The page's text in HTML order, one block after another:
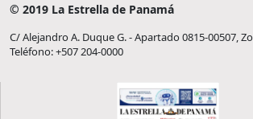
© 2019 La Estrella de Panamá
C/ Alejandro A. Duque G. - Apartado 0815-00507,
Teléfono: +507 204-0000